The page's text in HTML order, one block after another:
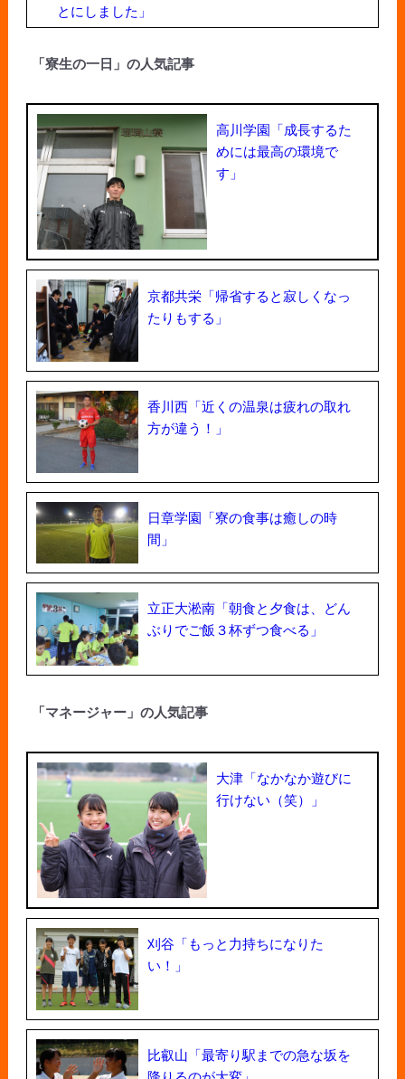
とにしました」
「寮生の一日」の人気記事
高川学園「成長するた
めには最高の環境で
す」
京都共栄「帰省すると寂しくなっ
たりもする」
香川西「近くの温泉は疲れの取れ
方が違う！」
日章学園「寮の食事は癒しの時
間」
立正大淞南「朝食と夕食は、どん
ぶりでご飯３杯ずつ食べる」
「マネージャー」の人気記事
大津「なかなか遊びに
行けない（笑）」
刈谷「もっと力持ちになりた
い！」
比叡山「最寄り駅までの急な坂を